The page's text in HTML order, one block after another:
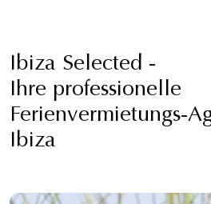
Ibiza Selected -
Ihre professionelle
Ferienvermietungs-
Ibiza